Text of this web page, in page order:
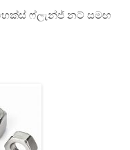
ෆ්ලැන්ජ් නට් සමඟ